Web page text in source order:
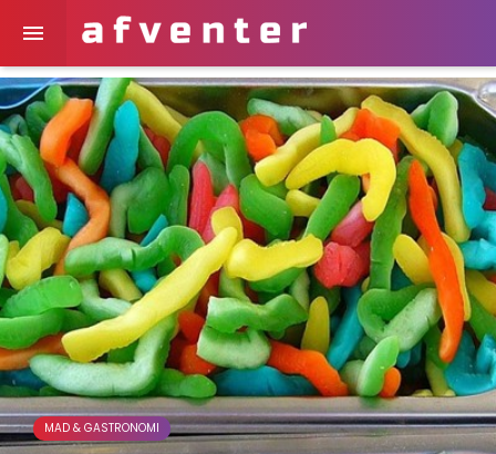

MAD & GASTRONOMI